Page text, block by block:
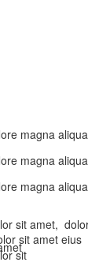
magna
magna
magna
sit amet,
sit amet
sit